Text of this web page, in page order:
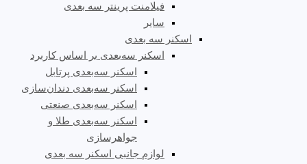
فیلامنت پرینتر سه بعدی
سایر
اسکنر سه بعدی
اسکنر سه‌بعدی بر اساس کاربرد
اسکنر سه‌بعدی پرتابل
اسکنر سه‌بعدی دندان‌سازی
اسکنر سه‌بعدی صنعتی
اسکنر سه‌بعدی طلا و
جواهرسازی
لوازم جانبی اسکنر سه بعدی